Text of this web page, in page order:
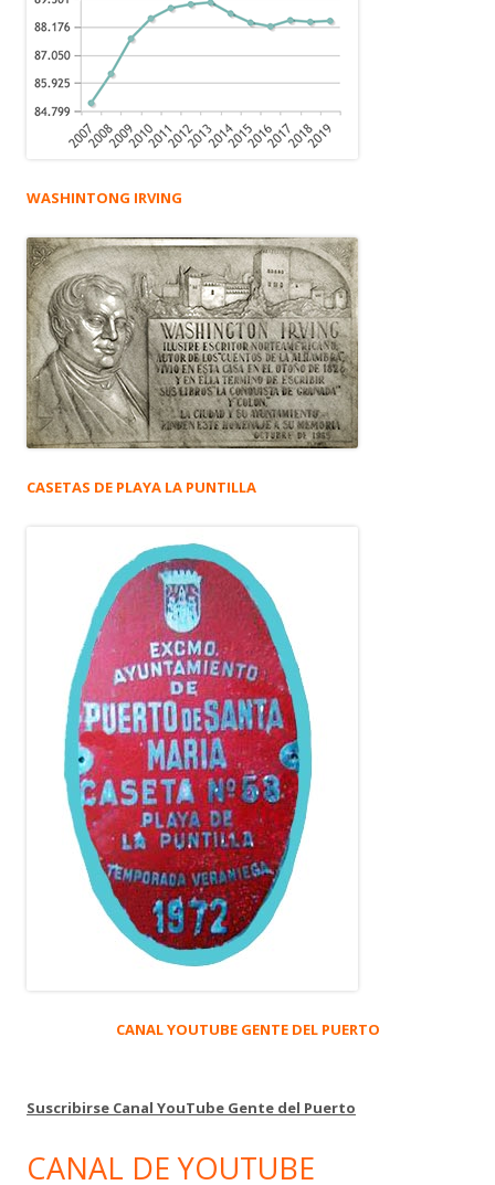
WASHINTONG IRVING
CASETAS DE PLAYA LA PUNTILLA
CANAL YOUTUBE GENTE DEL PUERTO
Suscribirse Canal YouTube Gente del Puerto
CANAL DE YOUTUBE